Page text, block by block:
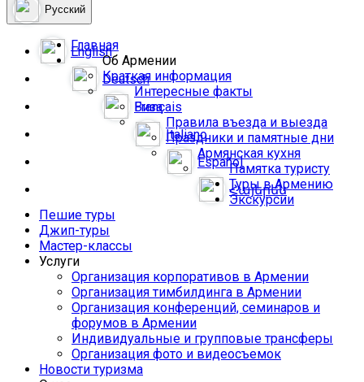
Русский
English
Deutsch
Français
Italiano
Español
Հայերեն
Главная
Об Армении
Краткая информация
Интересные факты
Виза
Правила въезда и выезда
Праздники и памятные дни
Армянская кухня
Памятка туристу
Туры в Армению
Экскурсии
Пешие туры
Джип-туры
Мастер-классы
Услуги
Организация корпоративов в Армении
Организация тимбилдинга в Армении
Организация конференций, семинаров и
форумов в Армении
Индивидуальные и групповые трансферы
Организация фото и видеосъемок
Новости туризма